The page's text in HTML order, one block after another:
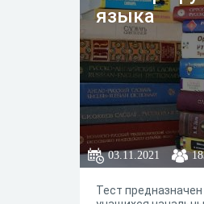
языка
03.11.2021
Тест